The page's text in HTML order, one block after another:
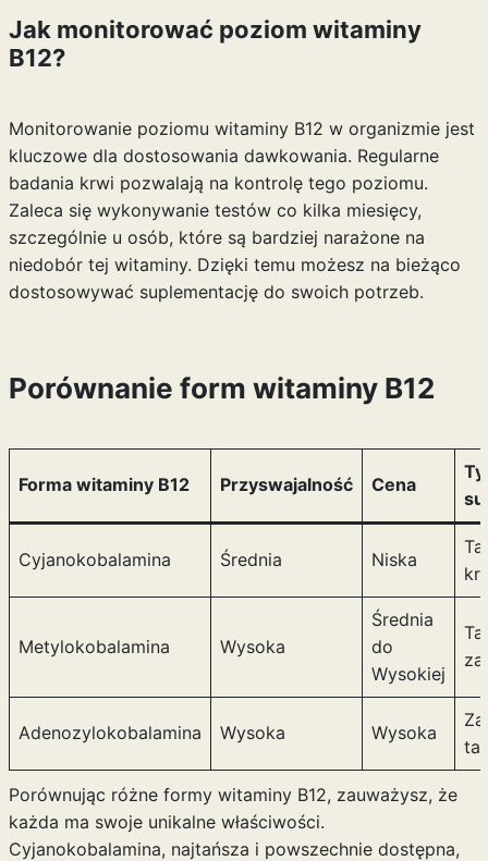
Jak monitorować poziom witaminy
B12?
Monitorowanie poziomu witaminy B12 w organizmie jest
kluczowe dla dostosowania dawkowania. Regularne
badania krwi pozwalają na kontrolę tego poziomu.
Zaleca się wykonywanie testów co kilka miesięcy,
szczególnie u osób, które są bardziej narażone na
niedobór tej witaminy. Dzięki temu możesz na bieżąco
dostosowywać suplementację do swoich potrzeb.
Porównanie form witaminy B12
Forma witaminy B12 Przyswajalność Cena
Cyjanokobalamina Średnia Niska
Metylokobalamina Wysoka
Średnia
do
Wysokiej
Adenozylokobalamina Wysoka Wysoka
Porównując różne formy witaminy B12, zauważysz, że
każda ma swoje unikalne właściwości.
Cyjanokobalamina, najtańsza i powszechnie dostępna,